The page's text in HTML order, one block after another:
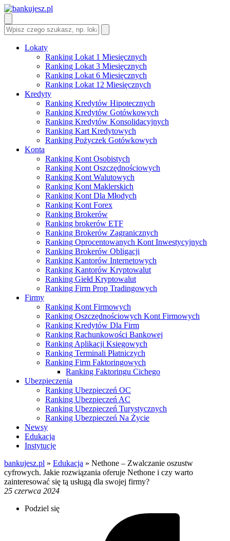
Lokaty
Ranking Lokat 1 Miesięcznych
Ranking Lokat 3 Miesięcznych
Ranking Lokat 6 Miesięcznych
Ranking Lokat 12 Miesięcznych
Kredyty
Ranking Kredytów Hipotecznych
Ranking Kredytów Gotówkowych
Ranking Kredytów Konsolidacyjnych
Ranking Kart Kredytowych
Ranking Pożyczek Gotówkowych
Konta
Ranking Kont Osobistych
Ranking Kont Oszczędnościowych
Ranking Kont Walutowych
Ranking Kont Maklerskich
Ranking Kont Dla Młodych
Ranking Kont Forex
Ranking Brokerów
Ranking brokerów ETF
Ranking Brokerów Zagranicznych
Ranking Oprocentowanych Kont Inwestycyjnych
Ranking Brokerów Obligacji
Ranking Kantorów Internetowych
Ranking Kantorów Kryptowalut
Ranking Giełd Kryptowalut
Ranking Firm Prop Tradingowych
Firmy
Ranking Kont Firmowych
Ranking Oszczędnościowych Kont Firmowych
Ranking Kredytów Dla Firm
Ranking Rachunkowości Bankowej
Ranking Aplikacji Księgowych
Ranking Terminali Płatniczych
Ranking Firm Faktoringowych
Ranking Faktoringu Cichego
Ubezpieczenia
Ranking Ubezpieczeń OC
Ranking Ubezpieczeń AC
Ranking Ubezpieczeń Turystycznych
Ranking Ubezpieczeń Na Życie
Newsy
Edukacja
Instytucje
bankujesz.pl » Edukacja » Nethone – Zwalczanie oszustw
cyfrowych. Jakie rozwiązania oferuje Nethone i czy warto
zainteresować się tą usługą dla swojej firmy?
25 czerwca 2024
Podziel się